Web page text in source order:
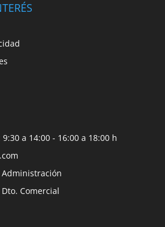
a 14:00 - 16:00 a 18:00 h
Administración
Comercial